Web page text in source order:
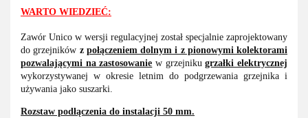
WARTO WIEDZIEĆ:
Zawór Unico w wersji regulacyjnej został specjalnie zaprojektowany
do grzejników z połączeniem dolnym i z pionowymi kolektorami
pozwalającymi na zastosowanie w grzejnikugrzałki elektrycznej
wykorzystywanej w okresie letnim do podgrzewania grzejnika i
używania jako suszarki.
Rozstaw podłączenia do instalacji 50 mm.